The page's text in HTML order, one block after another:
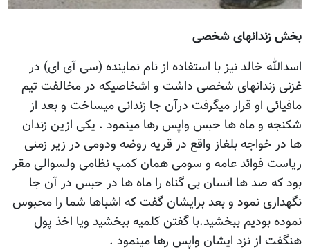
بخش زندانهای شخصی
اسدالله خالد نیز با استفاده از نام نماینده (سی آی ای) در
غزنی زندانهای شخصی داشت و اشخاصیکه در مخالفت تیم
مافیائی او قرار میگرفت درآن جا زندانی میساخت و بعد از
شکنجه و ماه ها حبس واپس رها مینمود . یکی ازین زندان
ها در خواجه بلغاز واقع در قریه روضه ودومی در زیر زمنی
ریاست فوائد عامه و سومی همان کمپ نظامی ولسوالی مقر
بود که صد ها انسان بی گناه را ماه ها در حبس در آن جا
نگهداری نمود و بعد برایشان گفت که اشباها شما را محبوس
نموده بودیم ببخشید.با گفتن کلمیه ببخشید ویا اخذ پول
هنگفت از نزد ایشان واپس رها مینمود .